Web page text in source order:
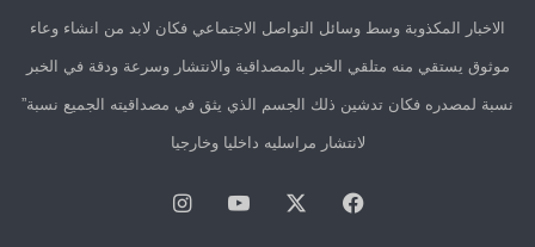
الاخبار المكذوبة وسط وسائل التواصل الاجتماعي فكان لابد من انشاء وعاء
موثوق يستقي منه متلقي الخبر بالمصداقية والانتشار وسرعة ودقة في الخبر
نسبة لمصدره فكان تدشين ذلك الجسم الذي يثق في مصداقيته الجميع نسبة”
لانتشار مراسليه داخليا وخارجيا
فيسبوك يوتيوبانستقرام